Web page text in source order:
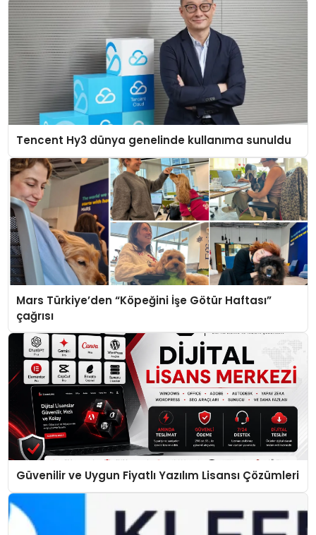
Tencent Hy3 dünya genelinde kullanıma sunuldu
Mars Türkiye’den “Köpeğini İşe Götür Haftası”
çağrısı
Güvenilir ve Uygun Fiyatlı Yazılım Lisansı Çözümleri